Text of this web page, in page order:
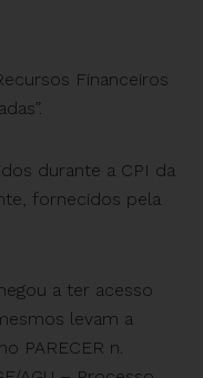
Financeiros
durante a CPI da
fornecidos pela
a ter acesso
levam a
PARECER n.